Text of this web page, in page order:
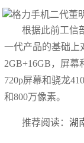
根据此前工信
一代产品的基础上
2GB+16GB，屏
720p屏幕和骁龙
和800万像素。
推荐阅读： 湖